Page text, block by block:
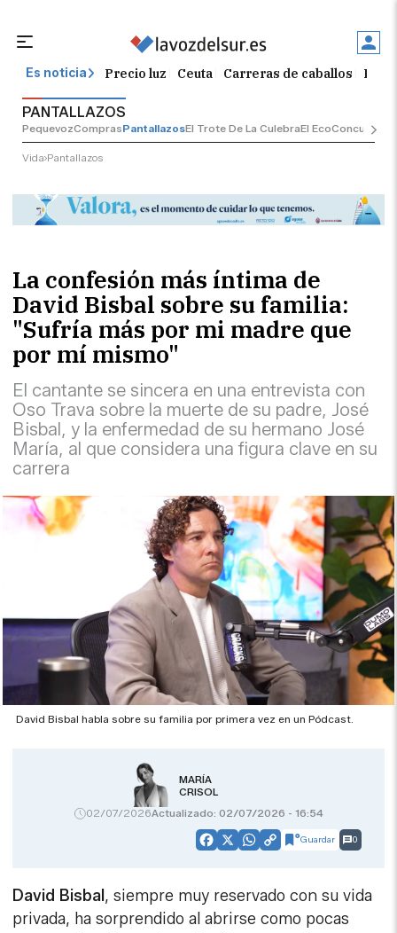
Es noticia Precio luz Ceuta Carreras de caballos
PANTALLAZOS
PequevozComprasPantallazosEl Trote De La CulebraEl EcoConcursos
Vida Pantallazos
La confesión más íntima de
David Bisbal sobre su familia:
"Sufría más por mi madre que
por mí mismo"
El cantante se sincera en una entrevista con
Oso Trava sobre la muerte de su padre, José
Bisbal, y la enfermedad de su hermano José
María, al que considera una figura clave en su
carrera
David Bisbal habla sobre su familia por primera vez en un Pódcast.
MARÍA
CRISOL
02/07/2026Actualizado: 02/07/2026 - 16:54
Facebook
X WhatsApp
CopyGuardar 0
David Bisbal , siempre muy reservado con su vida
privada, ha sorprendido al abrirse como pocas